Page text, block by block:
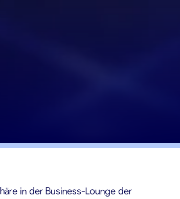
in der Business-Lounge der